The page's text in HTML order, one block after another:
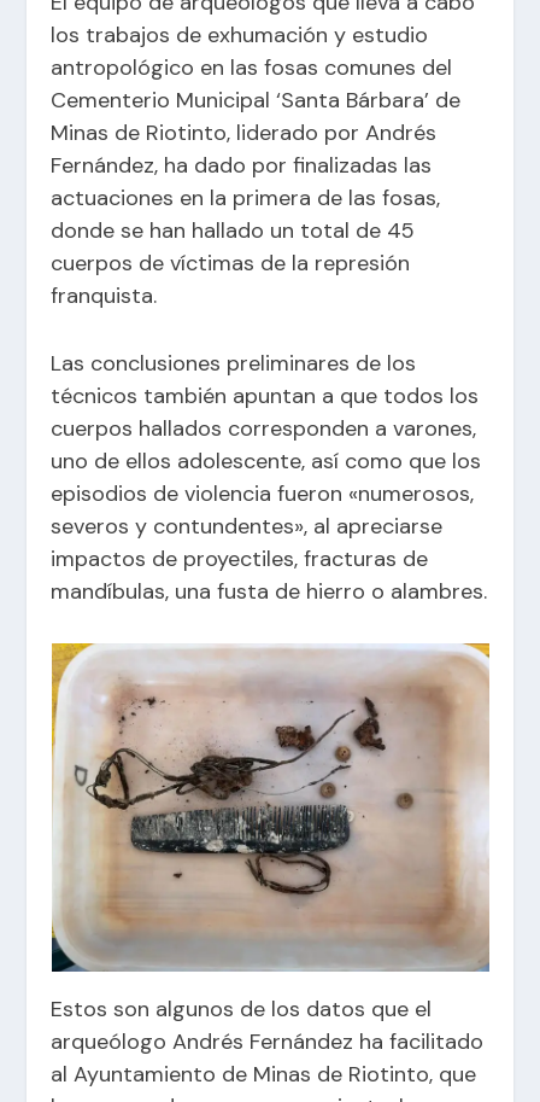
los trabajos de exhumación y estudio
antropológico en las fosas comunes del
Cementerio Municipal ‘Santa Bárbara’ de
Minas de Riotinto, liderado por Andrés
Fernández, ha dado por finalizadas las
actuaciones en la primera de las fosas,
donde se han hallado un total de 45
cuerpos de víctimas de la represión
franquista.
Las conclusiones preliminares de los
técnicos también apuntan a que todos los
cuerpos hallados corresponden a varones,
uno de ellos adolescente, así como que los
episodios de violencia fueron «numerosos,
severos y contundentes», al apreciarse
impactos de proyectiles, fracturas de
mandíbulas, una fusta de hierro o alambres.
Estos son algunos de los datos que el
arqueólogo Andrés Fernández ha facilitado
al Ayuntamiento de Minas de Riotinto, que